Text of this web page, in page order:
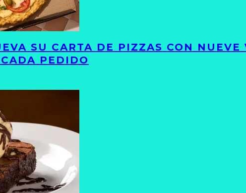
SU CARTA DE PIZZAS CON
PEDIDO